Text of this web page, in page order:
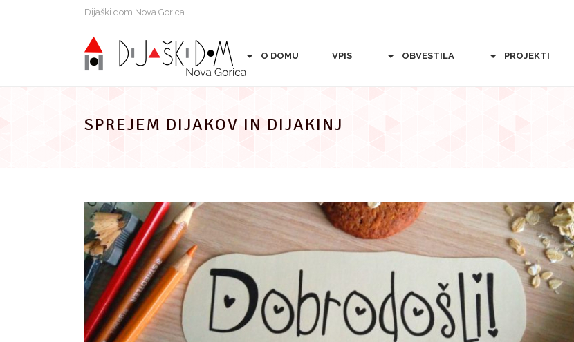
Dijaški dom Nova Gorica
O DOMU VPIS OBVESTILA PROJEKTI
SPREJEM DIJAKOV IN DIJAKINJ